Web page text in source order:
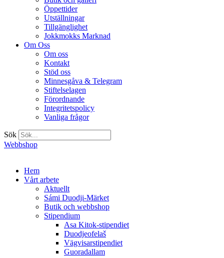
Öppettider
Utställningar
Tillgänglighet
Jokkmokks Marknad
Om Oss
Om oss
Kontakt
Stöd oss
Minnesgåva & Telegram
Stiftelselagen
Förordnande
Integritetspolicy
Vanliga frågor
Sök
Webbshop
Hem
Vårt arbete
Aktuellt
Sámi Duodji-Märket
Butik och webbshop
Stipendium
Asa Kitok-stipendiet
Duodjeofelaš
Vägvisarstipendiet
Guoradallam